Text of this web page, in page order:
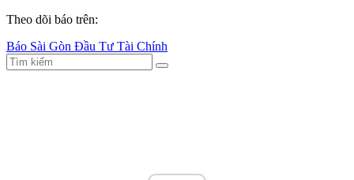
Theo dõi báo trên:
Báo Sài Gòn Đầu Tư Tài Chính